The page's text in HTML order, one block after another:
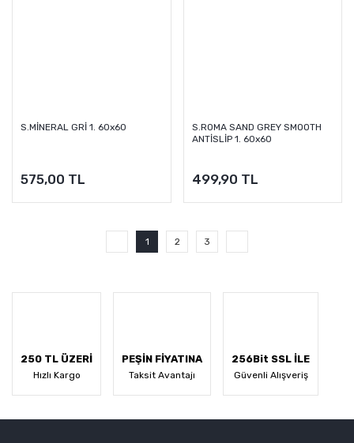
S.MİNERAL GRİ 1. 60x60
575,00 TL
S.ROMA SAND GREY SMOOTH
ANTİSLİP 1. 60x60
499,90 TL
1 2 3
250 TL ÜZERİ
Hızlı Kargo
PEŞİN FİYATINA
Taksit Avantajı
256Bit SSL İLE
Güvenli Alışveriş